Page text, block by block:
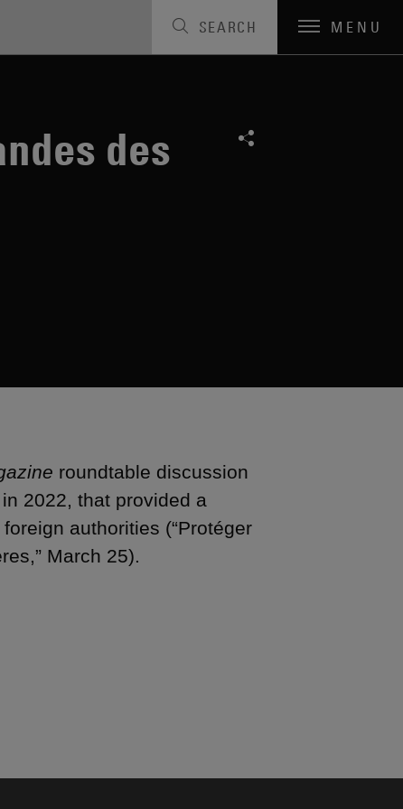
SEARCH MENU
des
roundtable discussion
2022, that provided a
authorities (“Protéger
March 25).